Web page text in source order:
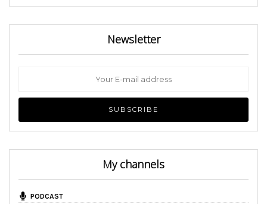
Newsletter
My channels
PODCAST